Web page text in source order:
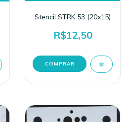
Stencil STRK 53 (20x15)
R$12,50